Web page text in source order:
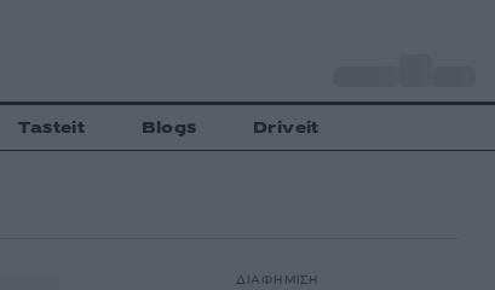
Tasteit Blogs Driveit
ΔΙΑΦΗΜΙΣΗ